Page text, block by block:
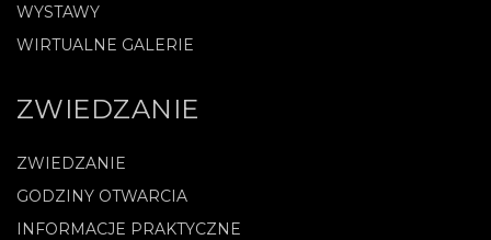
WYSTAWY
WIRTUALNE GALERIE
ZWIEDZANIE
ZWIEDZANIE
GODZINY OTWARCIA
INFORMACJE PRAKTYCZNE